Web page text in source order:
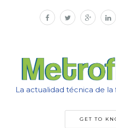
La actualidad técnica de
GET TO